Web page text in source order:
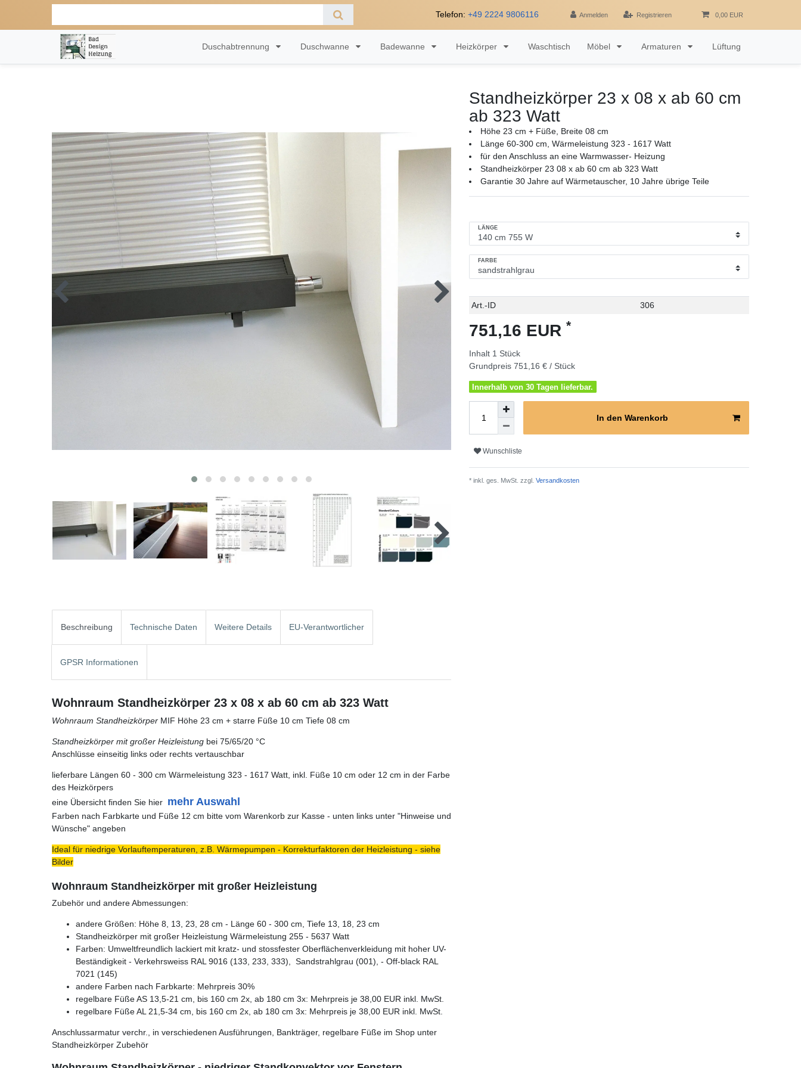
Telefon: +49 2224 9806116 Anmelden Registrieren 0,00 EUR
Duschabtrennung Duschwanne Badewanne Heizkörper Waschtisch Möbel Armaturen Lüftung
Standheizkörper 23 x 08 x ab 60 cm
ab 323 Watt
Höhe 23 cm + Füße, Breite 08 cm
Länge 60-300 cm, Wärmeleistung 323 - 1617 Watt
für den Anschluss an eine Warmwasser- Heizung
Standheizkörper 23 08 x ab 60 cm ab 323 Watt
Garantie 30 Jahre auf Wärmetauscher, 10 Jahre übrige Teile
LÄNGE
FARBE
Technisches
Wert
Art.-ID 306
751,16 EUR *
Inhalt 1 Stück
Grundpreis 751,16 € / Stück
Innerhalb von 30 Tagen lieferbar.
In den Warenkorb
Wunschliste
* inkl. ges. MwSt. zzgl. Versandkosten
Beschreibung Technische Daten Weitere Details EU-Verantwortlicher
GPSR Informationen
Wohnraum Standheizkörper 23 x 08 x ab 60 cm ab 323 Watt
Wohnraum Standheizkörper MIF Höhe 23 cm + starre Füße 10 cm Tiefe 08 cm
Standheizkörper mit großer Heizleistung bei 75/65/20 °C
Anschlüsse einseitig links oder rechts vertauschbar
lieferbare Längen 60 - 300 cm Wärmeleistung 323 - 1617 Watt, inkl. Füße 10 cm oder 12 cm in der Farbe
des Heizkörpers
eine Übersicht finden Sie hier mehr Auswahl
Farben nach Farbkarte und Füße 12 cm bitte vom Warenkorb zur Kasse - unten links unter "Hinweise und
Wünsche" angeben
Ideal für niedrige Vorlauftemperaturen, z.B. Wärmepumpen - Korrekturfaktoren der Heizleistung - siehe
Bilder
Wohnraum Standheizkörper mit großer Heizleistung
Zubehör und andere Abmessungen:
andere Größen: Höhe 8, 13, 23, 28 cm - Länge 60 - 300 cm, Tiefe 13, 18, 23 cm
Standheizkörper mit großer Heizleistung Wärmeleistung 255 - 5637 Watt
Farben: Umweltfreundlich lackiert mit kratz- und stossfester Oberflächenverkleidung mit hoher UV-
Beständigkeit - Verkehrsweiss RAL 9016 (133, 233, 333), Sandstrahlgrau (001), - Off-black RAL
7021 (145)
andere Farben nach Farbkarte: Mehrpreis 30%
regelbare Füße AS 13,5-21 cm, bis 160 cm 2x, ab 180 cm 3x: Mehrpreis je 38,00 EUR inkl. MwSt.
regelbare Füße AL 21,5-34 cm, bis 160 cm 2x, ab 180 cm 3x: Mehrpreis je 38,00 EUR inkl. MwSt.
Anschlussarmatur verchr., in verschiedenen Ausführungen, Bankträger, regelbare Füße im Shop unter
Standheizkörper Zubehör